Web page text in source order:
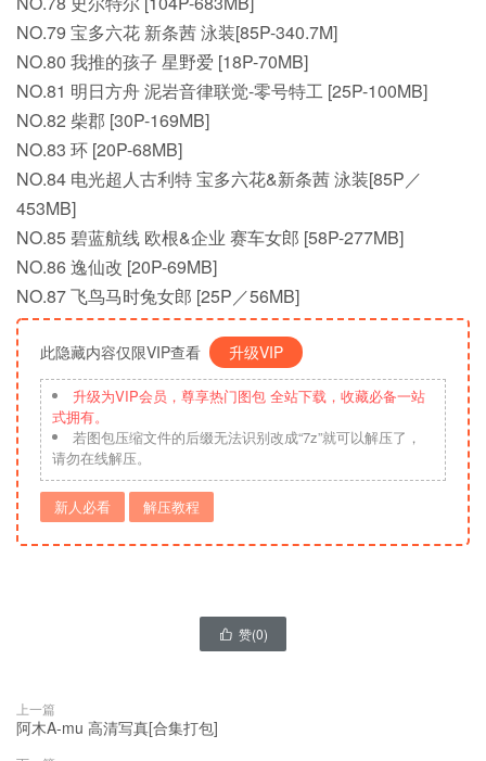
NO.79 宝多六花 新条茜 泳装[85P-340.7M]
NO.80 我推的孩子 星野爱 [18P-70MB]
NO.81 明日方舟 泥岩音律联觉-零号特工 [25P-100MB]
NO.82 柴郡 [30P-169MB]
NO.83 环 [20P-68MB]
NO.84 电光超人古利特 宝多六花&新条茜 泳装[85P／
453MB]
NO.85 碧蓝航线 欧根&企业 赛车女郎 [58P-277MB]
NO.86 逸仙改 [20P-69MB]
NO.87 飞鸟马时兔女郎 [25P／56MB]
此隐藏内容仅限VIP查看 升级VIP
升级为VIP会员，尊享热门图包 全站下载，收藏必备一站
式拥有。
若图包压缩文件的后缀无法识别改成“7z”就可以解压了，
请勿在线解压。
新人必看 解压教程
 赞(0)
上一篇
阿木A-mu 高清写真[合集打包]